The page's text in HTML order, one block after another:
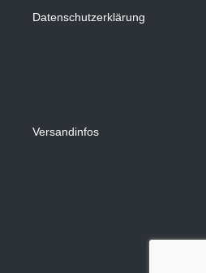
Datenschutzerklärung
Versandinfos